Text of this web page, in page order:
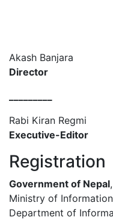
Akash Banjara
Director
Rabi Kiran Regmi
Executive-Editor
Registration
Government of Nepal,
Ministry of
Department of